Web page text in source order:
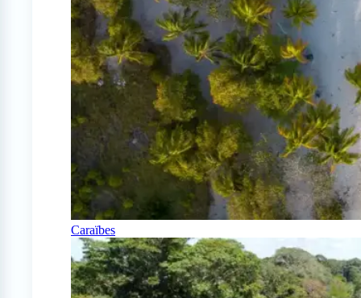
Caraïbes